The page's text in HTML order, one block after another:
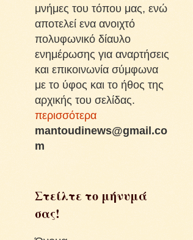
μνήμες του τόπου μας, ενώ
αποτελεί ενα ανοιχτό
πολυφωνικό δίαυλο
ενημέρωσης για αναρτήσεις
και επικοινωνία σύμφωνα
με το ύφος και το ήθος της
αρχικής του σελίδας.
περισσότερα
mantoudinews@gmail.co
m
Στείλτε το μήνυμά
σας!